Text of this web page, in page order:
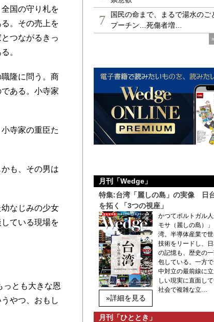
国の守り札を
。その売上を
つながるきっ
。
隆に問う。商
ある。小寺家
寺家の重臣た
も、その男は
なじみの少女
ている現場を
とも大きな恩
やつ、おもし
7
国民の命まで、まるで湯水のご
プーチン…死傷者増…
月刊「Wedge」
特集:台湾「麗しの島」の実像 日
を拓く「3つの視座」
»詳細を見る
かつてポルトガル
モサ（麗しの島）
湾。半導体産業で
技術をリードし、
の記憶も、歴史の
包している。一方
中対立の最前線に
しい現実に直面し
社会で複雑な立…
月刊「ひととき」